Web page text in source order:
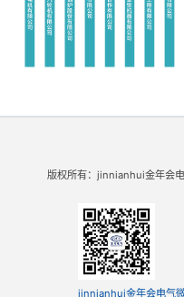
版权所有：jinnianhui金年会
jinnianhui金年会电气